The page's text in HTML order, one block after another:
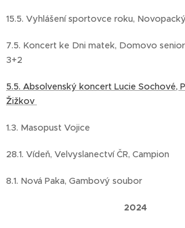
15.5. Vyhlášení sportovce roku,
7.5. Koncert ke Dni matek, Domovo
3+2
5.5. Absolvenský koncert Lucie Sochové,
ˇŽižkov
1.3. Masopust Vojice
28.1. Vídeň, Velvyslanectví ČR, Campion
8.1. Nová Paka, Gambový soubor
2024